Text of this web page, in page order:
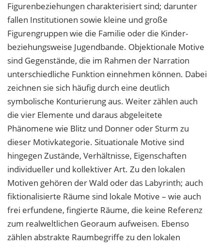
Figurenbeziehungen charakterisiert sind; darunter
fallen Institutionen sowie kleine und große
Figurengruppen wie die Familie oder die Kinder-
beziehungsweise Jugendbande. Objektionale Motive
sind Gegenstände, die im Rahmen der Narration
unterschiedliche Funktion einnehmen können. Dabei
zeichnen sie sich häufig durch eine deutlich
symbolische Konturierung aus. Weiter zählen auch
die vier Elemente und daraus abgeleitete
Phänomene wie Blitz und Donner oder Sturm zu
dieser Motivkategorie. Situationale Motive sind
hingegen Zustände, Verhältnisse, Eigenschaften
individueller und kollektiver Art. Zu den lokalen
Motiven gehören der Wald oder das Labyrinth; auch
fiktionalisierte Räume sind lokale Motive – wie auch
frei erfundene, fingierte Räume, die keine Referenz
zum realweltlichen Georaum aufweisen. Ebenso
zählen abstrakte Raumbegriffe zu den lokalen